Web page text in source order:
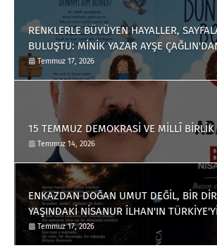
RENKLERLE BÜYÜYEN HAYALLER,
BULUŞTU: MİNİK YAZAR AYŞE
ANLAMLI BİR ESER
Temmuz 17, 2026
15 TEMMUZ DEMOKRASİ VE MİLLÎ BİRLİK
Temmuz 14, 2026
ENKAZDAN DOĞAN UMUT DEĞİL, BİR
YAŞINDAKİ NİSANUR İLHAN'IN
ETKİLEYECEK HİKÂYESİ
Temmuz 17, 2026